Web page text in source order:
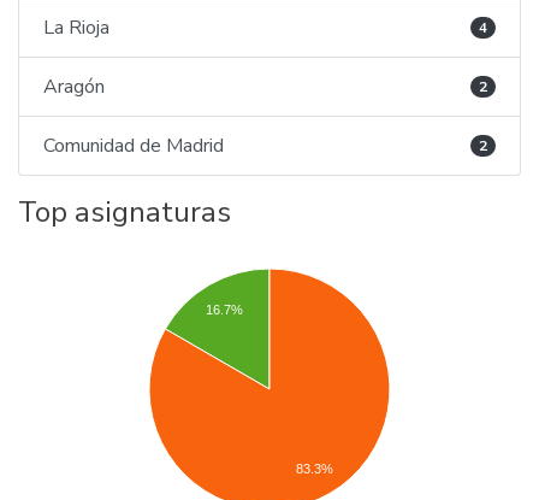
La Rioja 4
Aragón 2
Comunidad de Madrid 2
Top asignaturas
16.7%
83.3%